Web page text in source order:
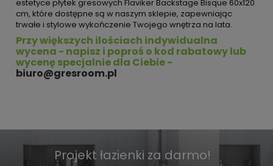
estetyce płytek gresowych Flaviker Backstage Bisque 60x120
cm, które dostępne są w naszym sklepie, zapewniając
trwałe i stylowe wykończenie Twojego wnętrza na lata.
Przy większych ilościach indywidualna
wycena - napisz i poproś o kod rabatowy lub
wycenę specjalnie dla Ciebie -
biuro@gresroom.pl
Projekt łazienki za darmo!